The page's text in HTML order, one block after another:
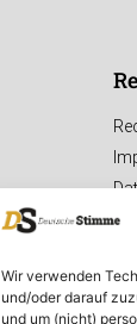
Wir verwenden
und/oder darauf
und um (nicht)